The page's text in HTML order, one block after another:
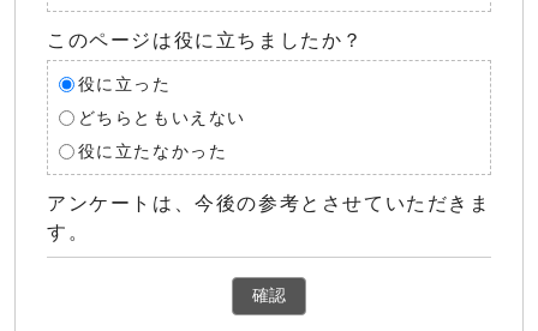
このページは役に立ちましたか？
役に立った
どちらともいえない
役に立たなかった
アンケートは、今後の参考とさせていただきま
す。
確認